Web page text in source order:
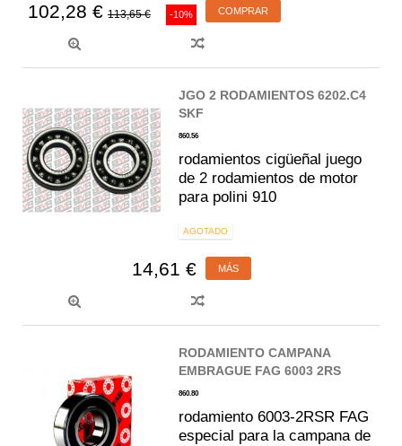
102,28 € 113,65 € -10% COMPRAR
JGO 2 RODAMIENTOS 6202.C4
SKF
860.56
rodamientos cigüeñal juego
de 2 rodamientos de motor
para polini 910
AGOTADO
14,61 € MÁS
RODAMIENTO CAMPANA
EMBRAGUE FAG 6003 2RS
860.80
rodamiento 6003-2RSR FAG
especial para la campana de